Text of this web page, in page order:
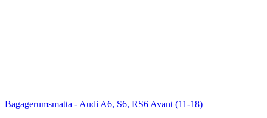
Bagagerumsmatta - Audi A6, S6, RS6 Avant (11-18)